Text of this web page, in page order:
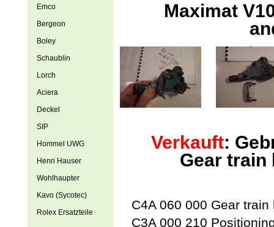
Maximat
Verkauft:
Gear train
C4A 060 000 Gear
C3A 000 210
Emco
Bergeon
Boley
Schaublin
Lorch
Aciera
Deckel
SIP
Hommel UWG
Henri Hauser
Wohlhaupter
Kavo (Sycotec)
Rolex Ersatzteile